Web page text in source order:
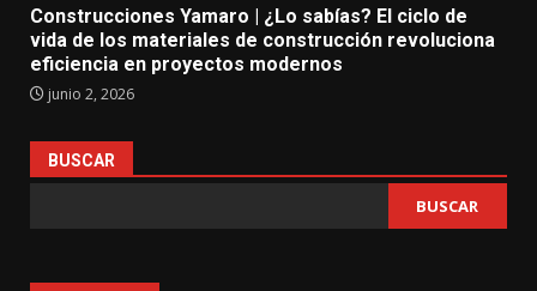
Construcciones Yamaro | ¿Lo sabías? El ciclo de
vida de los materiales de construcción revoluciona
eficiencia en proyectos modernos
junio 2, 2026
BUSCAR
BUSCAR